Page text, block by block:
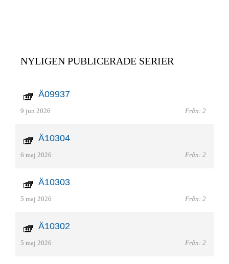
NYLIGEN PUBLICERADE SERIER
Ä09937
9 jun 2026 Från: 2
Ä10304
6 maj 2026 Från: 2
Ä10303
5 maj 2026 Från: 2
Ä10302
5 maj 2026 Från: 2